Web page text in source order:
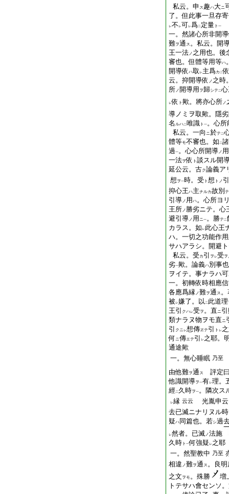
私云。申 ス 趣ハ大ニ
了。但此事一旦存
レ不 レ可レ爲二 定量 ト 一
一。然諸心所非開
難ヲ通 ス 。私云。開
王一法ノ 之用也。後
審也。但體等用等ハ
開導依 ハ取 レ主爲カ 二依
云。抑開導依 ノ 之時
所ノ 開導用 ヲ歸シテ二
レ依 ト 歟。將亦心所ノ
導ノミヲ取歟。隱
名 ルハ二唯識 ト 一。心所
私云。一向 ニ於テ二
體等モ不審也。如 二
過一。心心所開導ノ 用
一法ヲ依 ト 談スル開
延公云。古ク論義ア
想 ヲ一時。受 ト 想 トノ
抑心王ハ主ナルカ故別 テ
引導ノ 用 ハ。心所ヨ
王所ノ 勝劣ニテ。心
避引導ノ 用 ニ一。勝テ二
カラス。如 レ此心王
ハ。一切之功能作
サハアラシ。開避
私云。受 カ 引 ヲ レ受 ヲ
劣一歟。論義ハ別事
ヲイテ。事ナラハ可
一。初轉依時相應
各應爲縁ノ難ヲ通 ス
被 レ嫌了。以 二 此道理
王引 クハレ受 ヲ 。直ニ
類ナラヌ物ヲモ直ニ
引
クニレ想傳ヱテ引 ト レ
何ニ傳エテ引 レ之耶。
通途歟
一。無心睡眠 乃至
由他難ヲ通 ス
評定
他識開導ヲ一有レ理。
經二 久時ヲ一。隣次ス
レ縁 云云
光胤申云
去已滅ニナリヌル
疑ハ 同篇也。若シ過
レ然者。已滅ノ法施
久時 ト 一何強疑 レ之耶
一。然聖教中 乃至
相違 ノ難ヲ通 ス 。良
之文 ヲモ。殊勝
増
トテサハ會センソ